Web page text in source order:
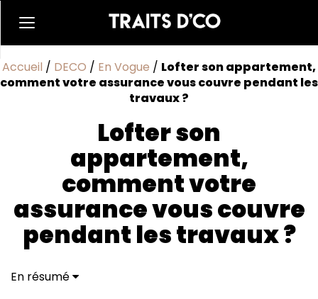
Accueil / DECO / En Vogue / Lofter son appartement,
comment votre assurance vous couvre pendant les
travaux ?
Lofter son
appartement,
comment votre
assurance vous couvre
pendant les travaux ?
En résumé